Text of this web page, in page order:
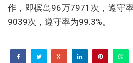
作，即槟岛96万7971次，遵守
9039次，遵守率为99.3%。